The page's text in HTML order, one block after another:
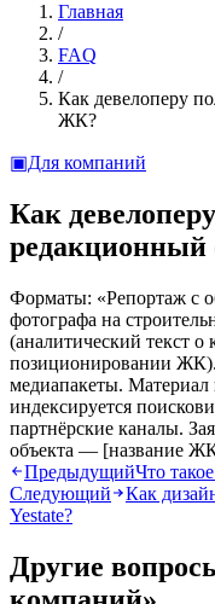
Главная
/
FAQ
/
Как девелоперу
ЖК?
▣Для компаний
Как
редакционный
Форматы: «Репортаж с
фотографа на
(аналитический текст о
позиционировании
медиапакеты. Материал
индексируется
партнёрские каналы.
объекта — [название
ПредыдущийЧто
Следующий
Как
Yestate?
Другие